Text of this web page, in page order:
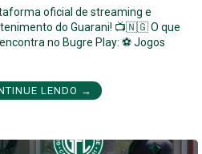
oficial de streaming e
do Guarani! 📺🇳🇬 O que
no Bugre Play: ⚽ Jogos
LENDO →